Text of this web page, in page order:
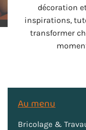
décoration
inspirations,
transformer
Au menu
Bricolage &